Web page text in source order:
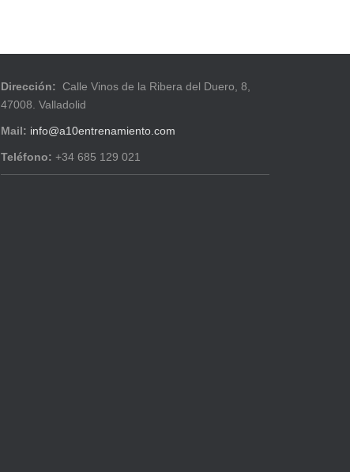
Dirección: Calle Vinos de la Ribera del Duero, 8,
47008. Valladolid
Mail: info@a10entrenamiento.com
Teléfono: +34 685 129 021